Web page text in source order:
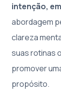
intenção,
abordagem
clareza
suas rotinas
promover
propósito.